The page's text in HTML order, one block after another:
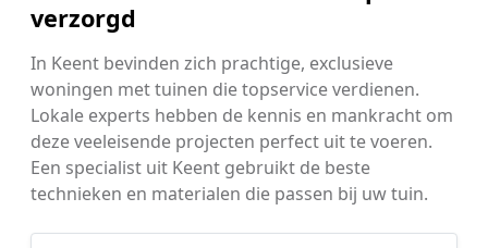
verzorgd
In Keent bevinden zich prachtige, exclusieve
woningen met tuinen die topservice verdienen.
Lokale experts hebben de kennis en mankracht om
deze veeleisende projecten perfect uit te voeren.
Een specialist uit Keent gebruikt de beste
technieken en materialen die passen bij uw tuin.